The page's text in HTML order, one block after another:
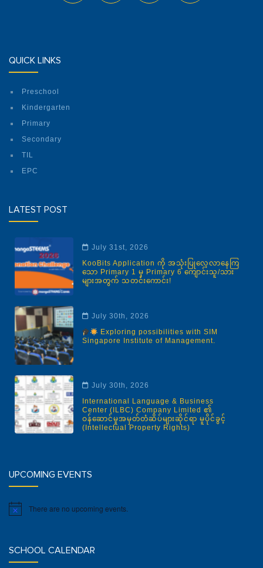
QUICK LINKS
Preschool
Kindergarten
Primary
Secondary
TIL
EPC
LATEST POST
July 31st, 2026
KooBits Application ကို အသုံးပြုလေ့လာနေကြ
သော Primary 1 မှ Primary 6 ကျောင်းသူ/သား
များအတွက် သတင်းကောင်း!
July 30th, 2026
Exploring possibilities with SIM
Singapore Institute of Management.
July 30th, 2026
International Language & Business
Center (ILBC) Company Limited ၏
ဝန်ဆောင်မှုအမှတ်တံဆိပ်များဆိုင်ရာ မူပိုင်ခွင့်
(Intellectual Property Rights)
UPCOMING EVENTS
Notice There are no upcoming events.
SCHOOL CALENDAR